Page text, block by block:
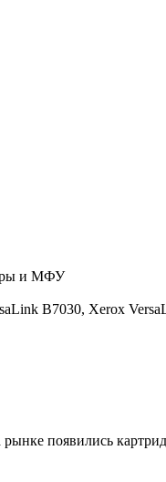
и МФУ
B7030, Xerox
рынке появились